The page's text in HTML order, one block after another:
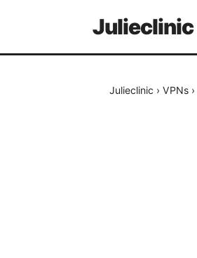
Julieclinic
Julieclinic › VPNs ›